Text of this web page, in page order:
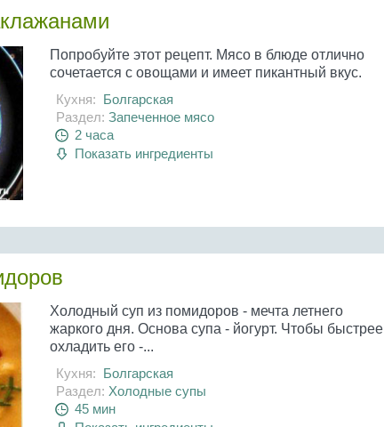
Попробуйте этот рецепт. Мясо в блюде отлично
сочетается с овощами и имеет пикантный вкус.
Кухня: Болгарская
Раздел: Запеченное мясо
2 часа
Показать ингредиенты
Холодный суп из помидоров - мечта летнего
жаркого дня. Основа супа - йогурт. Чтобы быстрее
охладить его -...
Кухня: Болгарская
Раздел: Холодные супы
45 мин